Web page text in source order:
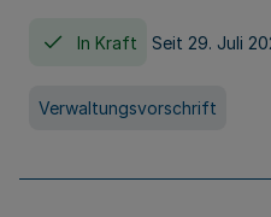
In Kraft Seit 29. Juli
Verwaltungsvorschrift